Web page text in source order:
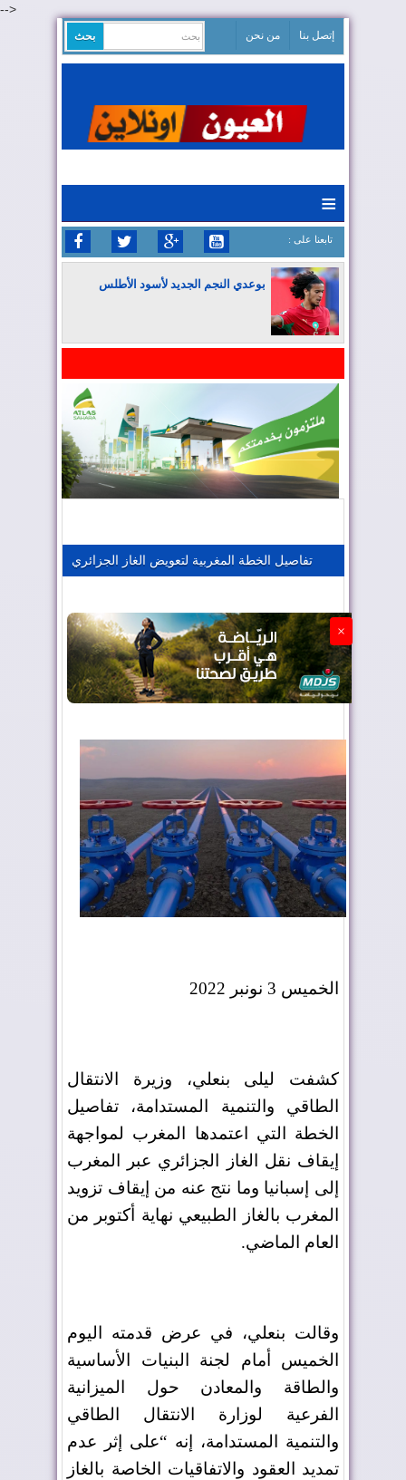
-->
إتصل بنا من نحن
≡
: تابعنا على
بوعدي النجم الجديد لأسود الأطلس
المغرب يعزز موقعه في صناعة الطيران
تفاصيل الخطة المغربية لتعويض الغاز الجزائري
×
الخميس 3 نونبر 2022
كشفت ليلى بنعلي، وزيرة الانتقال
الطاقي والتنمية المستدامة، تفاصيل
الخطة التي اعتمدها المغرب لمواجهة
إيقاف نقل الغاز الجزائري عبر المغرب
إلى إسبانيا وما نتج عنه من إيقاف تزويد
المغرب بالغاز الطبيعي نهاية أكتوبر من
العام الماضي.
وقالت بنعلي، في عرض قدمته اليوم
الخميس أمام لجنة البنيات الأساسية
والطاقة والمعادن حول الميزانية
الفرعية لوزارة الانتقال الطاقي
والتنمية المستدامة، إنه “على إثر عدم
تمديد العقود والاتفاقيات الخاصة بالغاز